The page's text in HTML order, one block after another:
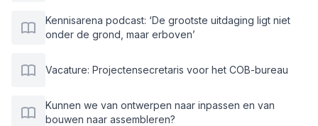
Kennisarena podcast: ‘De grootste uitdaging ligt niet
onder de grond, maar erboven’
Vacature: Projectensecretaris voor het COB-bureau
Kunnen we van ontwerpen naar inpassen en van
bouwen naar assembleren?